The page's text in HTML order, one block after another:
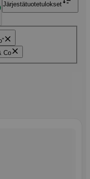
Co
Järjestätuotetulokset